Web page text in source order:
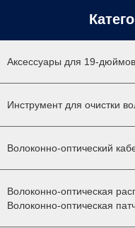
Аксессуары для 19-
Инструмент для очистки
Волоконно-оптический
Волоконно-оптическая
Волоконно-оптическая